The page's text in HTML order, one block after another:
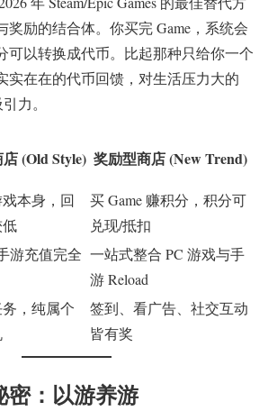
奖励的结合体。你买完 Game，系统会
可以转换成代币。比起那种只给你一个
实在在的代币回馈，对生活压力大的
力。
(Old Style) 奖励型商店 (New Trend)
本身，回
买 Game 赚积分，积分可
兑现/抵扣
游充值完全 一站式整合 PC 游戏与手
游 Reload
，纯属个
签到、看广告、社交互动
皆有奖
密：以游养游